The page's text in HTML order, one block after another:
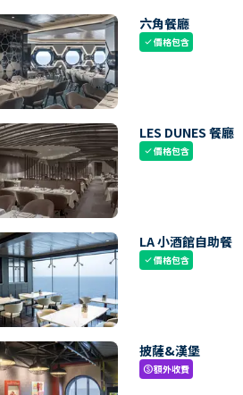
六角餐廳
check價格包含
LES DUNES 餐廳
check價格包含
LA 小酒館自助餐
check價格包含
披薩&漢堡
paid額外收費